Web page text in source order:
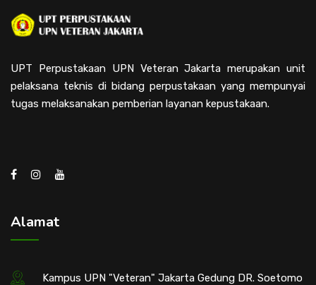
UPT Perpustakaan UPN Veteran Jakarta merupakan unit
pelaksana teknis di bidang perpustakaan yang mempunyai
tugas melaksanakan pemberian layanan kepustakaan.
Alamat
Kampus UPN "Veteran" Jakarta Gedung DR. Soetomo